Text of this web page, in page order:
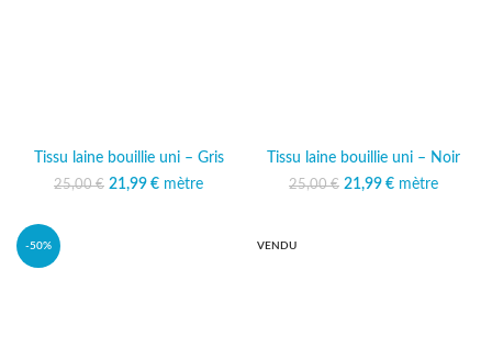
Tissu laine bouillie uni – Gris
25,00€ Le prix initial était :
21,99 €
Le prix
mètre
Tissu laine bouillie uni – Noir
25,00€ Le prix initial était :
21,99 €
Le prix
mètre
-50% VENDU